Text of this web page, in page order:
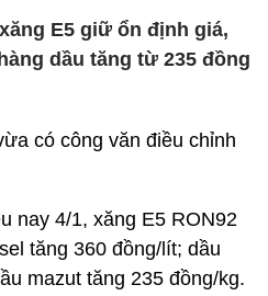
E5 giữ ổn định giá,
dầu tăng từ 235 đồng
có công văn điều chỉnh
nay 4/1, xăng E5 RON92
tăng 360 đồng/lít; dầu
mazut tăng 235 đồng/kg.